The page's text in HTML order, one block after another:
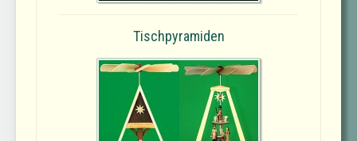
Tischpyramiden